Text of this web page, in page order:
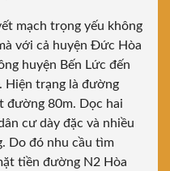
mạch trọng yếu không
với cả huyện Đức Hòa
huyện Bến Lức đến
Hiện trạng là đường
đường 80m. Dọc hai
cư dày đặc và nhiều
Do đó nhu cầu tìm
tiền đường N2 Hòa